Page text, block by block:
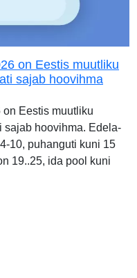
on Eestis muutliku
sajab hoovihma
Eestis muutliku
sajab hoovihma. Edela-
10, puhanguti kuni 15
19..25, ida pool kuni